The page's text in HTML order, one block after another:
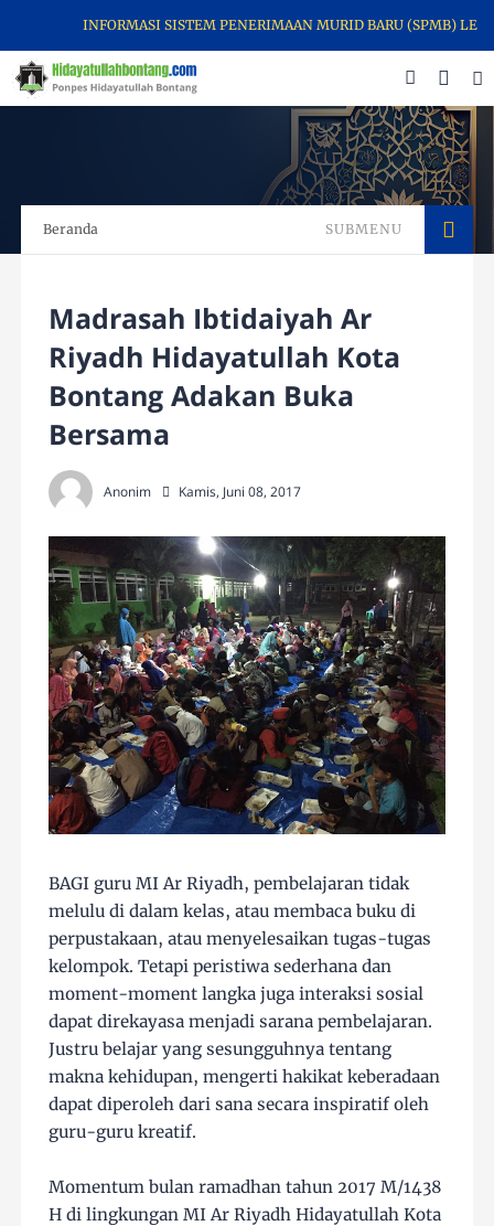
INFORMASI SISTEM PENERIMAAN MURID BARU (SPMB) LEMBAGA
Beranda SUBMENU
Madrasah Ibtidaiyah Ar
Riyadh Hidayatullah Kota
Bontang Adakan Buka
Bersama
Anonim Kamis, Juni 08, 2017
BAGI guru MI Ar Riyadh, pembelajaran tidak
melulu di dalam kelas, atau membaca buku di
perpustakaan, atau menyelesaikan tugas-tugas
kelompok. Tetapi peristiwa sederhana dan
moment-moment langka juga interaksi sosial
dapat direkayasa menjadi sarana pembelajaran.
Justru belajar yang sesungguhnya tentang
makna kehidupan, mengerti hakikat keberadaan
dapat diperoleh dari sana secara inspiratif oleh
guru-guru kreatif.
Momentum bulan ramadhan tahun 2017 M/1438
H di lingkungan MI Ar Riyadh Hidayatullah Kota